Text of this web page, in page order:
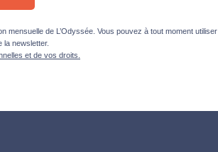
mensuelle de L’Odyssée. Vous pouvez à tout moment utiliser
la newsletter.
et de vos droits.